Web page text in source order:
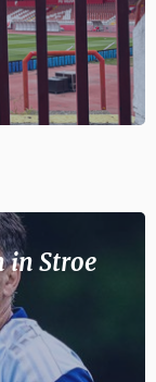
in Stroe